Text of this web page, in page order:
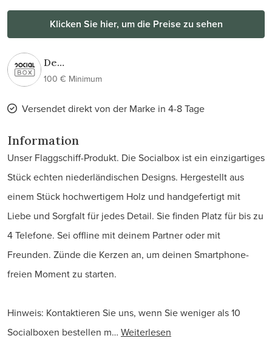
Klicken Sie hier, um die Preise zu sehen
De
Socialbox
100 € Minimum
Versendet direkt von der Marke in 4-8 Tage
Information
Unser Flaggschiff-Produkt. Die Socialbox ist ein einzigartiges
Stück echten niederländischen Designs. Hergestellt aus
einem Stück hochwertigem Holz und handgefertigt mit
Liebe und Sorgfalt für jedes Detail. Sie finden Platz für bis zu
4 Telefone. Sei offline mit deinem Partner oder mit
Freunden. Zünde die Kerzen an, um deinen Smartphone-
freien Moment zu starten.
Hinweis: Kontaktieren Sie uns, wenn Sie weniger als 10
Socialboxen bestellen m… Weiterlesen